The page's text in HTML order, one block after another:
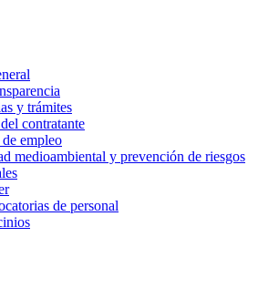
y trámites
contratante
empleo
medioambiental y prevención de riesgos
de personal